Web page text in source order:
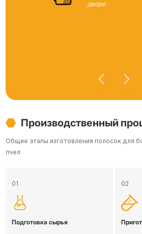
дворе
Производственный
Общие этапы изготовления полосок для
пчел
01
Подготовка сырья
02